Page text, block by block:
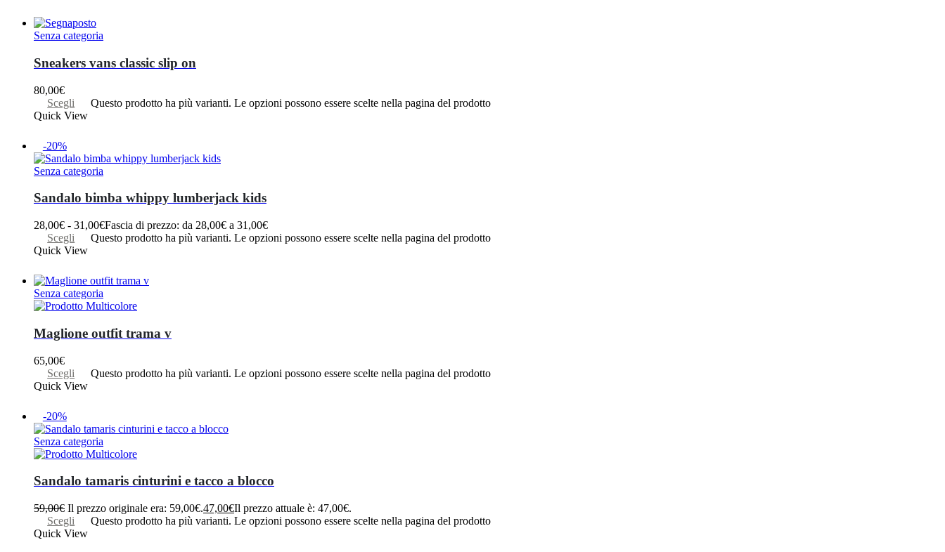
Senza categoria
Sneakers vans classic slip on
80,00€
Scegli
Questo prodotto ha più varianti. Le opzioni possono essere scelte nella pagina del prodotto
Quick View
-20%
Senza categoria
Sandalo bimba whippy lumberjack kids
28,00€ - 31,00€Fascia di prezzo: da 28,00€ a 31,00€
Scegli
Questo prodotto ha più varianti. Le opzioni possono essere scelte nella pagina del prodotto
Quick View
Senza categoria
Maglione outfit trama v
65,00€
Scegli
Questo prodotto ha più varianti. Le opzioni possono essere scelte nella pagina del prodotto
Quick View
-20%
Senza categoria
Sandalo tamaris cinturini e tacco a blocco
59,00€ Il prezzo originale era: 59,00€.47,00€Il prezzo attuale è: 47,00€.
Scegli
Questo prodotto ha più varianti. Le opzioni possono essere scelte nella pagina del prodotto
Quick View